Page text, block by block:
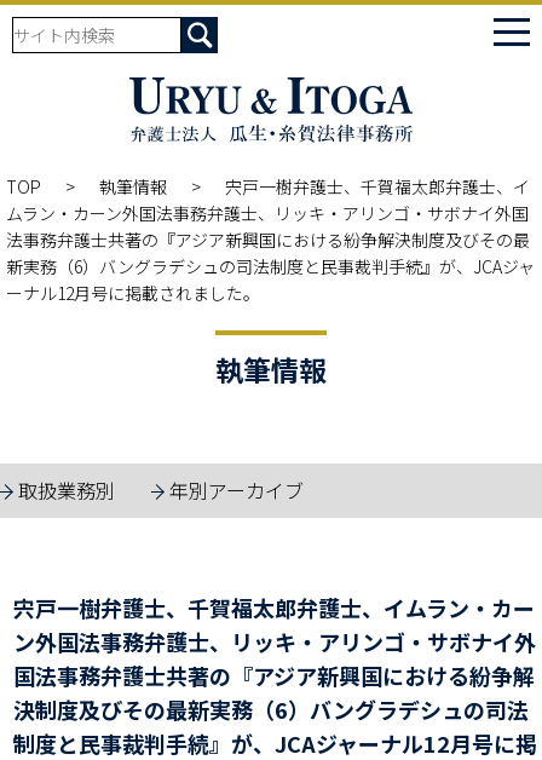
TOP 執筆情報
宍戸一樹弁護士、千賀福太郎弁護士、イ
ムラン・カーン外国法事務弁護士、リッキ・アリンゴ・サボナイ外国
法事務弁護士共著の『アジア新興国における紛争解決制度及びその最
新実務（6）バングラデシュの司法制度と民事裁判手続』が、JCAジャ
ーナル12月号に掲載されました。
執筆情報
取扱業務別 年別アーカイブ
宍戸一樹弁護士、千賀福太郎弁護士、イムラン・カー
ン外国法事務弁護士、リッキ・アリンゴ・サボナイ外
国法事務弁護士共著の『アジア新興国における紛争解
決制度及びその最新実務（6）バングラデシュの司法
制度と民事裁判手続』が、JCAジャーナル12月号に掲